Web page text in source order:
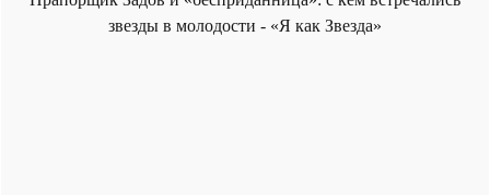
звезды в молодости - «Я как Звезда»